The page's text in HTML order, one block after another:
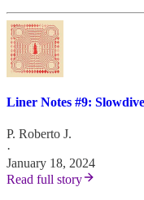
Liner Notes #9:
P. Roberto J.
·
January 18, 2024
Read full story